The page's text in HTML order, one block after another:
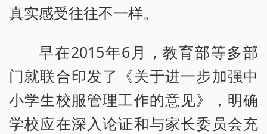
真实感受往往不一样。
早在2015年6月，教育部等多部
门就联合印发了《关于进一步加强中
小学生校服管理工作的意见》，明确
学校应在深入论证和与家长委员会充